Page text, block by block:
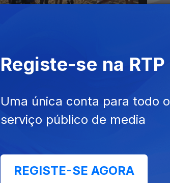
08 set. 2018
Registe-se na RTP
Uma única conta para todo o
serviço público de media
REGISTE-SE AGORA